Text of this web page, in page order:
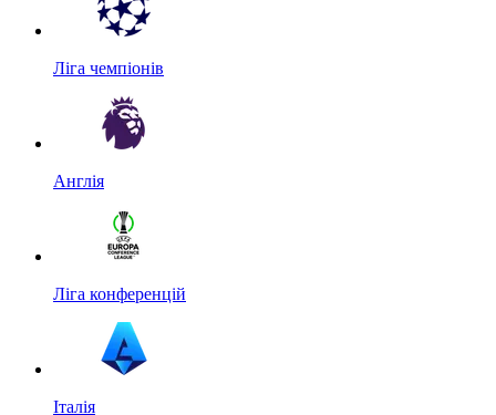
Ліга чемпіонів
Англія
Ліга конференцій
Італія